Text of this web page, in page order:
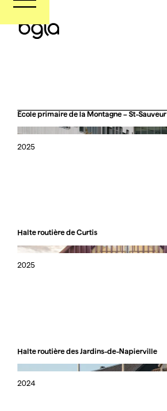
École primaire de la Montagne – St-Sauveur
2025
Halte routière de Curtis
2025
Halte routière des Jardins-de-Napierville
2024